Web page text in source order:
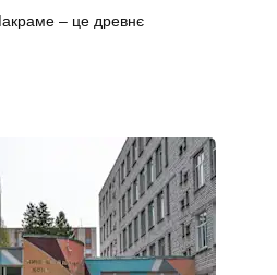
– це древнє